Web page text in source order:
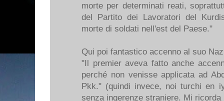
morte per determinati reati,
del Partito dei Lavoratori del
morte di soldati nell'est del Paese."
Qui poi fantastico accenno al suo
"Il premier aveva fatto anche
perché non venisse applicata ad
Pkk." (quindi invece, noi turchi en
senza ingerenze straniere. Mi ricorda